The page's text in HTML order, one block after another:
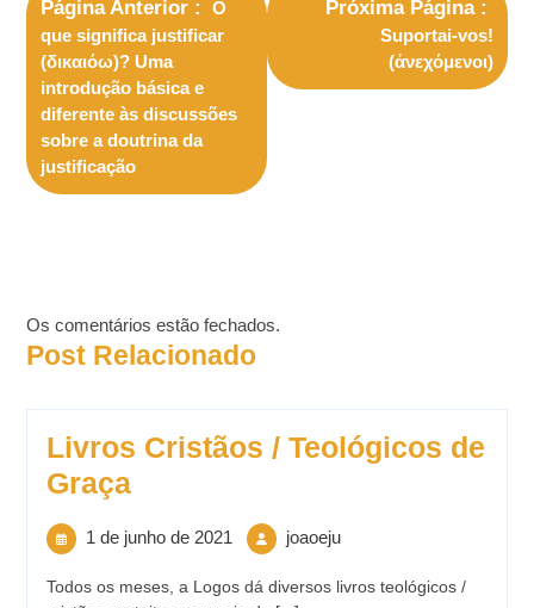
Página Anterior
O
que significa justificar
(δικαιόω)? Uma
introdução básica e
diferente às discussões
sobre a doutrina da
justificação
Próxima Página
Suportai-vos!
(ἀνεχόμενοι)
Os comentários estão fechados.
Post Relacionado
Livros Cristãos / Teológicos de
Graça
1 de junho de 2021 joaoeju
Todos os meses, a Logos dá diversos livros teológicos /